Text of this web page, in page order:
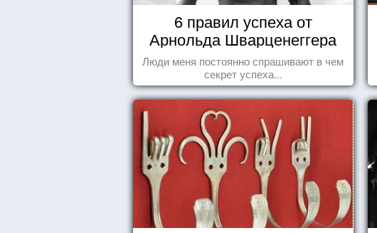
6 правил успеха от
Арнольда Шварценеггера
Люди меня постоянно спрашивают в чем
секрет успеха...